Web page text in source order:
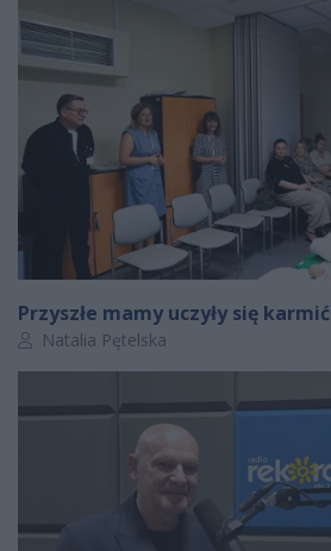
Przyszłe mamy uczyły się karmić
Autor artykułu:
Natalia Pętelska